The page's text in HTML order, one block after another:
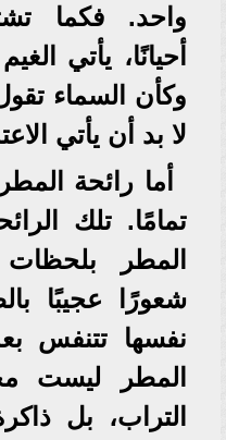
واحد. فكما
أحيانًا، يأتي
وكأن السماء
لا بد أن يأتي
أما رائحة
تمامًا. تلك
المطر
شعورًا عجيبًا
نفسها تتنفس
المطر ليست
التراب، بل